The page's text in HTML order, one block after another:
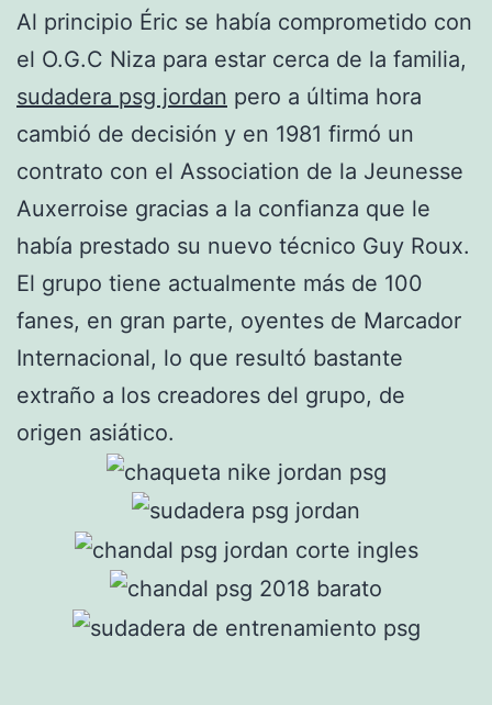
Al principio Éric se había comprometido con
el O.G.C Niza para estar cerca de la familia,
sudadera psg jordan pero a última hora
cambió de decisión y en 1981 firmó un
contrato con el Association de la Jeunesse
Auxerroise gracias a la confianza que le
había prestado su nuevo técnico Guy Roux.
El grupo tiene actualmente más de 100
fanes, en gran parte, oyentes de Marcador
Internacional, lo que resultó bastante
extraño a los creadores del grupo, de
origen asiático.